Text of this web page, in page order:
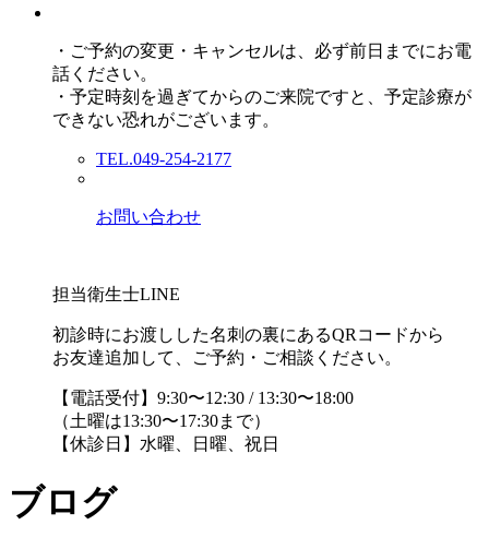
・ご予約の変更・キャンセルは、必ず前日までにお電
話ください。
・予定時刻を過ぎてからのご来院ですと、予定診療が
できない恐れがございます。
TEL.049-254-2177
お問い合わせ
担当衛生士LINE
初診時にお渡しした名刺の裏にあるQRコードから
お友達追加して、ご予約・ご相談ください。
【電話受付】9:30〜12:30 / 13:30〜18:00
（土曜は13:30〜17:30まで）
【休診日】水曜、日曜、祝日
ブログ